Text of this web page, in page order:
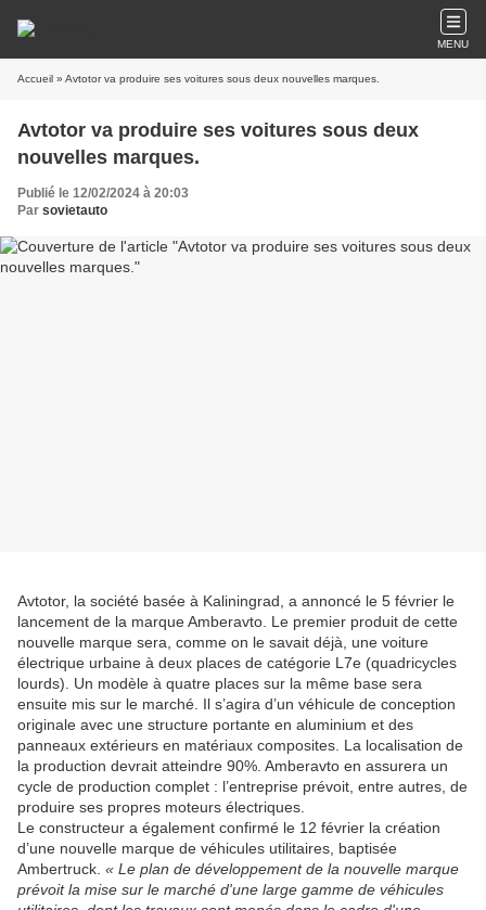
MENU
Accueil » Avtotor va produire ses voitures sous deux nouvelles marques.
Avtotor va produire ses voitures sous deux
nouvelles marques.
Publié le 12/02/2024 à 20:03
Par sovietauto
Avtotor, la société basée à Kaliningrad, a annoncé le 5 février le
lancement de la marque Amberavto. Le premier produit de cette
nouvelle marque sera, comme on le savait déjà, une voiture
électrique urbaine à deux places de catégorie L7e (quadricycles
lourds). Un modèle à quatre places sur la même base sera
ensuite mis sur le marché. Il s’agira d’un véhicule de conception
originale avec une structure portante en aluminium et des
panneaux extérieurs en matériaux composites. La localisation de
la production devrait atteindre 90%. Amberavto en assurera un
cycle de production complet : l’entreprise prévoit, entre autres, de
produire ses propres moteurs électriques.
Le constructeur a également confirmé le 12 février la création
d’une nouvelle marque de véhicules utilitaires, baptisée
Ambertruck. « Le plan de développement de la nouvelle marque
prévoit la mise sur le marché d'une large gamme de véhicules